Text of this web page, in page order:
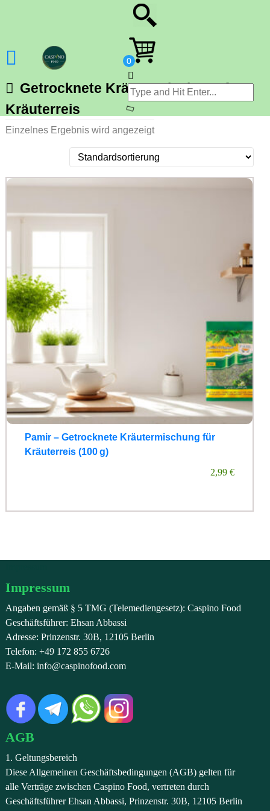
Getrocknete Kräutermischung für
Kräuterreis
Einzelnes Ergebnis wird angezeigt
Pamir – Getrocknete Kräutermischung für
Kräuterreis (100 g)
€
2,99
Impressum
Angaben gemäß § 5 TMG (Telemediengesetz): Caspino Food
Geschäftsführer: Ehsan Abbassi
Adresse: Prinzenstr. 30B, 12105 Berlin
Telefon: +49 172 855 6726
E-Mail: info@caspinofood.com
AGB
1. Geltungsbereich
Diese Allgemeinen Geschäftsbedingungen (AGB) gelten für
alle Verträge zwischen Caspino Food, vertreten durch
Geschäftsführer Ehsan Abbassi, Prinzenstr. 30B, 12105 Berlin